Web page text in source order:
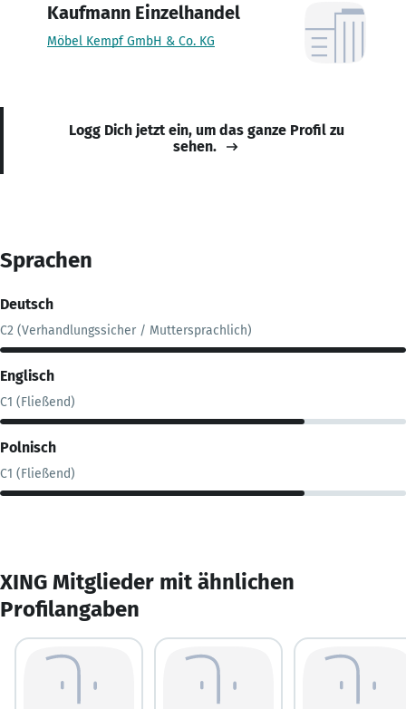
Kaufmann Einzelhandel
Möbel Kempf GmbH & Co. KG
Logg Dich jetzt ein, um das ganze Profil zu
sehen.
Sprachen
Deutsch
C2 (Verhandlungssicher / Muttersprachlich)
Englisch
C1 (Fließend)
Polnisch
C1 (Fließend)
XING Mitglieder mit ähnlichen
Profilangaben